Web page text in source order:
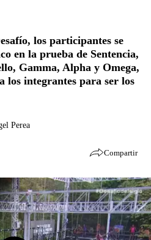
los participantes se
en la prueba de Sentencia,
Gamma, Alpha y Omega,
los integrantes para ser los
Perea
Compartir